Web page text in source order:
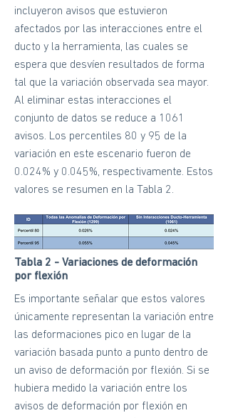
incluyeron avisos que estuvieron
afectados por las interacciones entre el
ducto y la herramienta, las cuales se
espera que desvíen resultados de forma
tal que la variación observada sea mayor.
Al eliminar estas interacciones el
conjunto de datos se reduce a 1061
avisos. Los percentiles 80 y 95 de la
variación en este escenario fueron de
0.024% y 0.045%, respectivamente. Estos
valores se resumen en la Tabla 2.
Tabla 2 - Variaciones de deformación
por flexión
Es importante señalar que estos valores
únicamente representan la variación entre
las deformaciones pico en lugar de la
variación basada punto a punto dentro de
un aviso de deformación por flexión. Si se
hubiera medido la variación entre los
avisos de deformación por flexión en